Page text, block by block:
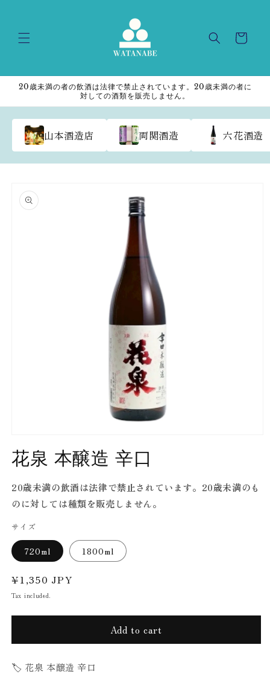
Cart
20歳未満の者の飲酒は法律で禁止されています。20歳未満の者に
対しての酒類を販売しません。
山本酒造店 両関酒造 六花酒造
product
information
media
in
花泉 本醸造 辛口
20歳未満の飲酒は法律で禁止されています。20歳未満のも
のに対しては種類を販売しません。
サイズ
720ml 1800ml
Regular
price
¥1,350 JPY
Tax included.
Add to cart
🏷 花泉 本醸造 辛口